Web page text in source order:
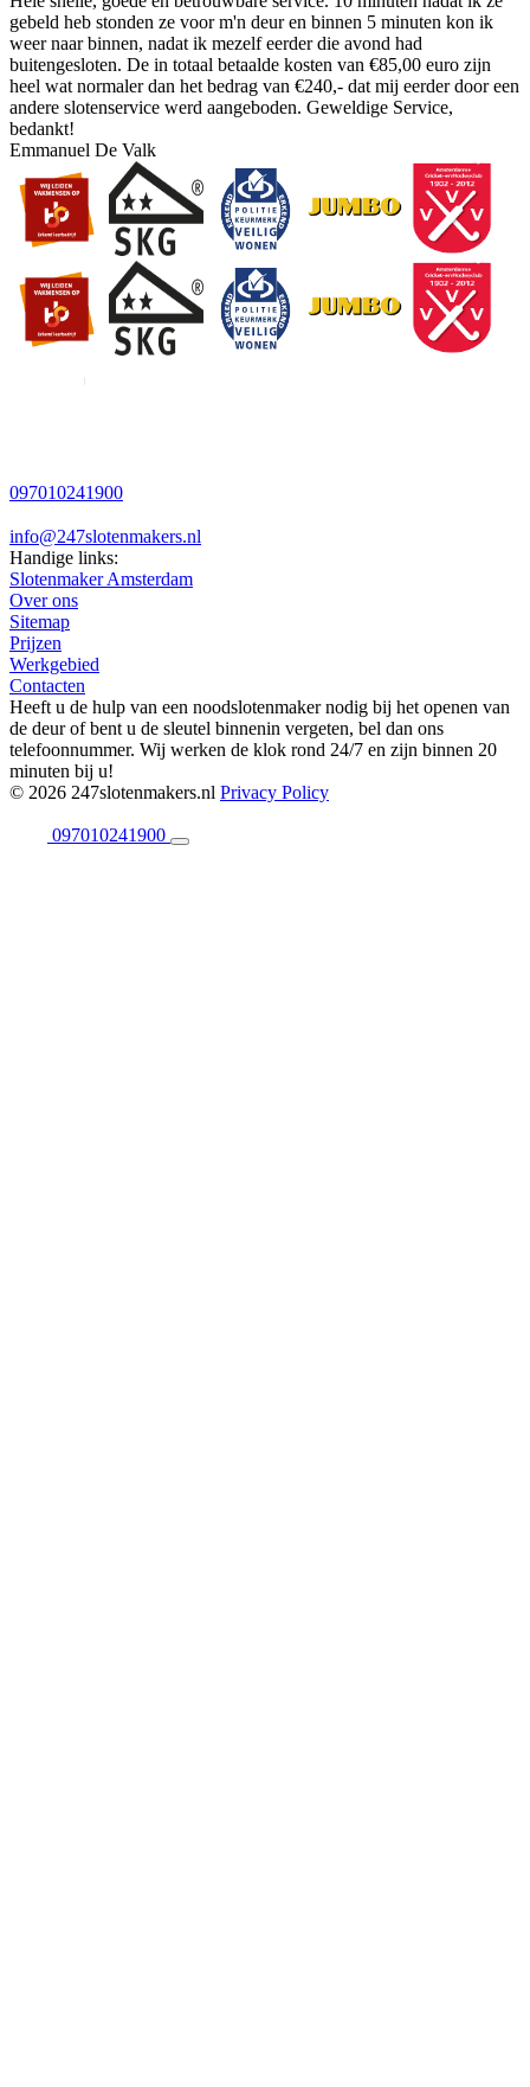
gebeld heb stonden ze voor m'n deur en binnen 5 minuten kon ik
weer naar binnen, nadat ik mezelf eerder die avond had
buitengesloten. De in totaal betaalde kosten van €85,00 euro zijn
heel wat normaler dan het bedrag van €240,- dat mij eerder door een
andere slotenservice werd aangeboden. Geweldige Service,
bedankt!
Emmanuel De Valk
097010241900
info@247slotenmakers.nl
Handige links:
Slotenmaker Amsterdam
Over ons
Sitemap
Prijzen
Werkgebied
Contacten
Heeft u de hulp van een noodslotenmaker nodig bij het openen van
de deur of bent u de sleutel binnenin vergeten, bel dan ons
telefoonnummer. Wij werken de klok rond 24/7 en zijn binnen 20
minuten bij u!
© 2026 247slotenmakers.nl Privacy Policy
097010241900